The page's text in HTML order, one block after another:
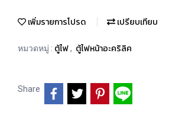
เพิ่มรายการโปรด เปรียบเทียบ
หมวดหมู่ : ตู้ไฟ, ตู้ไฟหน้าอะคริลิค
Share